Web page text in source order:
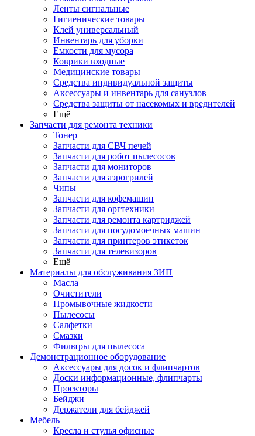
Ленты сигнальные
Гигиенические товары
Клей универсальный
Инвентарь для уборки
Емкости для мусора
Коврики входные
Медицинские товары
Средства индивидуальной защиты
Аксессуары и инвентарь для санузлов
Средства защиты от насекомых и вредителей
Ещё
Запчасти для ремонта техники
Тонер
Запчасти для СВЧ печей
Запчасти для робот пылесосов
Запчасти для мониторов
Запчасти для аэрогрилей
Чипы
Запчасти для кофемашин
Запчасти для оргтехники
Запчасти для ремонта картриджей
Запчасти для посудомоечных машин
Запчасти для принтеров этикеток
Запчасти для телевизоров
Ещё
Материалы для обслуживания ЗИП
Масла
Очистители
Промывочные жидкости
Пылесосы
Салфетки
Смазки
Фильтры для пылесоса
Демонстрационное оборудование
Аксессуары для досок и флипчартов
Доски информационные, флипчарты
Проекторы
Бейджи
Держатели для бейджей
Мебель
Кресла и стулья офисные